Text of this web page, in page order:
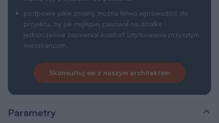
podpowie jakie zmiany można łatwo wprowadzić do
projektu, by jak najlepiej pasował na działkę i
jednocześnie zapewniał komfort użytkowania przyszłym
mieszkańcom.
Skonsultuj sie z naszym architektem
Parametry